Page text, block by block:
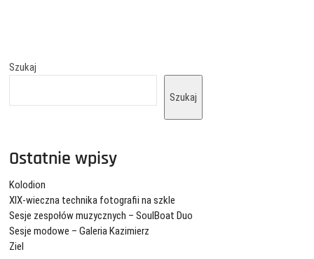
Szukaj
Szukaj
Ostatnie wpisy
Kolodion
XIX-wieczna technika fotografii na szkle
Sesje zespołów muzycznych – SoulBoat Duo
Sesje modowe – Galeria Kazimierz
Ziel